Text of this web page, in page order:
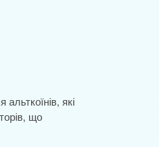
які
що